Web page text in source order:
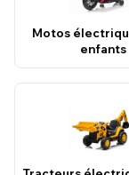
Motos
enfants